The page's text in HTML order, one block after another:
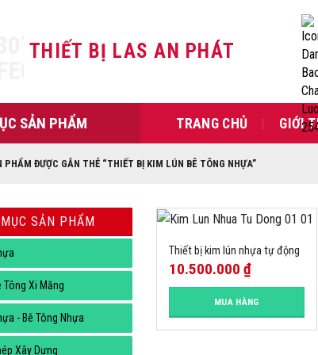
THIẾT BỊ LAS AN PHÁT
SẢN PHẨM TRANG CHỦ GIỚI
PHẨM ĐƯỢC GẮN THẺ “THIẾT BỊ KIM LÚN BÊ TÔNG NHỰA”
SẢN PHẨM
Tông Xi Măng
- Bê Tông Nhựa
Xây Dựng
Thiết bị kim lún nhựa tự động
10.500.000 ₫
MUA HÀNG